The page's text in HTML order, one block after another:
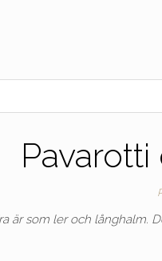
är som ler och långhalm.